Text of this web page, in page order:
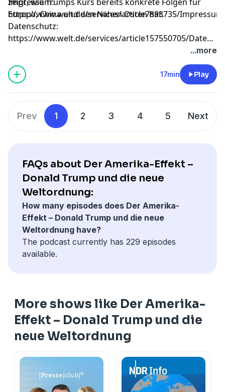
Europa, China und den Nahen Osten hat.
https://www.welt.de/services/article7893735/
Datenschutz:
https://www.welt.de/services/article157550705/
...more
17min Play
Prev 1 2 3 4 5 Next
FAQs about Der Amerika-Effekt –
Donald Trump und die neue
Weltordnung:
How many episodes does Der Amerika-
Effekt – Donald Trump und die neue
Weltordnung have?
The podcast currently has 229 episodes
available.
More shows like Der Amerika-
Effekt – Donald Trump und die
neue Weltordnung